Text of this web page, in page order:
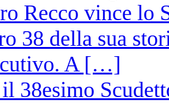
38esimo